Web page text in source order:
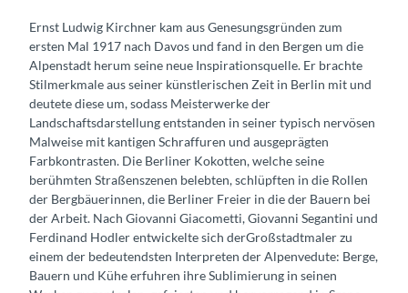
Ernst Ludwig Kirchner kam aus Genesungsgründen zum
ersten Mal 1917 nach Davos und fand in den Bergen um die
Alpenstadt herum seine neue Inspirationsquelle. Er brachte
Stilmerkmale aus seiner künstlerischen Zeit in Berlin mit und
deutete diese um, sodass Meisterwerke der
Landschaftsdarstellung entstanden in seiner typisch nervösen
Malweise mit kantigen Schraffuren und ausgeprägten
Farbkontrasten. Die Berliner Kokotten, welche seine
berühmten Straßenszenen belebten, schlüpften in die Rollen
der Bergbäuerinnen, die Berliner Freier in die der Bauern bei
der Arbeit. Nach Giovanni Giacometti, Giovanni Segantini und
Ferdinand Hodler entwickelte sich derGroßstadtmaler zu
einem der bedeutendsten Interpreten der Alpenvedute: Berge,
Bauern und Kühe erfuhren ihre Sublimierung in seinen